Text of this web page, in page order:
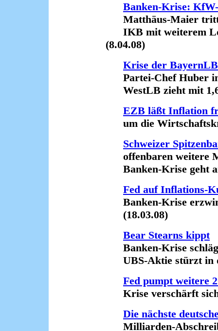
Banken-Krise:
Matthäus-Maier
IKB mit weiterem
(8.04.08)
Krise der
Partei-Chef Huber
WestLB zieht mit 1,6
EZB läßt Inflation
um die
Schweizer
offenbaren weitere
Banken-Krise geht
Fed auf Inflations-
Banken-Krise
(18.03.08)
Bear Stearns kippt
Banken-Krise
UBS-Aktie stürzt in
Fed pumpt weitere
Krise verschärft sich
Die nächste
Milliarden-